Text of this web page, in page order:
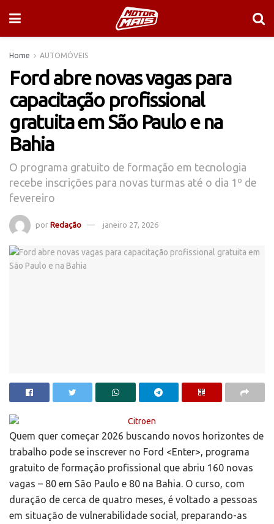
Home AUTOMÓVEIS
Ford abre novas vagas para
capacitação profissional
gratuita em São Paulo e na
Bahia
O programa gratuito de formação em tecnologia
recebe inscrições para novas turmas até o dia 1º de
fevereiro
por Redação janeiro 27, 2026
Quem quer começar 2026 buscando novos horizontes de
trabalho pode se inscrever no Ford <Enter>, programa
gratuito de formação profissional que abriu 160 novas
vagas – 80 em São Paulo e 80 na Bahia. O curso, com
duração de cerca de quatro meses, é voltado a pessoas
em situação de vulnerabilidade social, preparando-as